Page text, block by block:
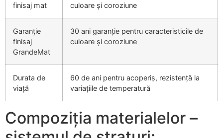
finisaj mat
culoare și coroziune
Garanție
finisaj
GrandeMat
30 ani garanție pentru caracteristicile de
culoare și coroziune
Durata de
viață
60 de ani pentru acoperiș, rezistență la
variațiile de temperatură
Compoziția materialelor –